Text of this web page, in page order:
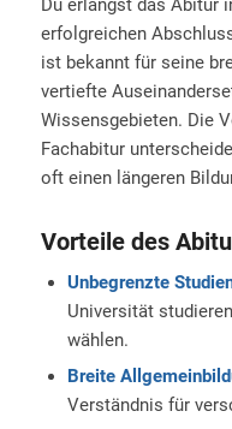
Du erlangst das Abitur
erfolgreichen
ist bekannt für seine
vertiefte
Wissensgebieten. Die
Fachabitur
oft einen längeren
Vorteile des
Unbegrenzte
Universität
wählen.
Breite
Verständnis für